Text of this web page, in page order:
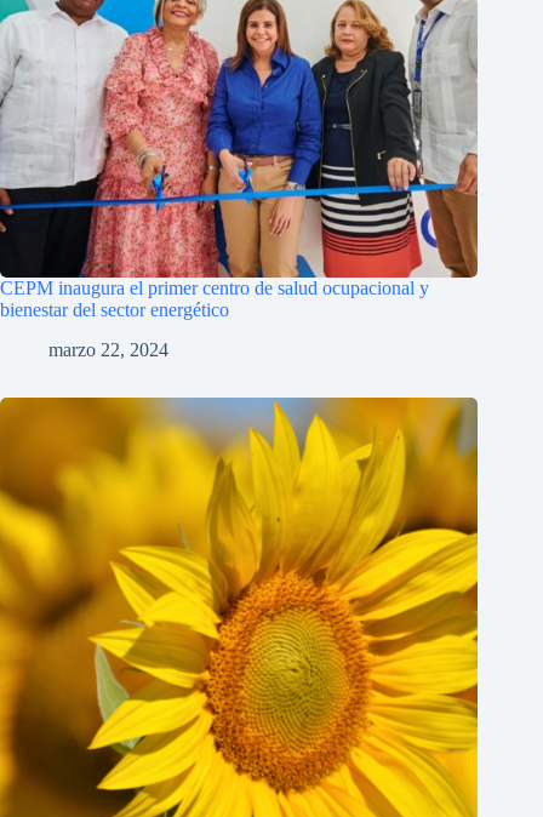
CEPM inaugura el primer centro de salud ocupacional y
bienestar del sector energético
marzo 22, 2024